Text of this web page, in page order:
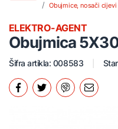
Obujmice, nosači cijevi
Obujmica
ELEKTRO-AGENT
Šifra artikla: 008583